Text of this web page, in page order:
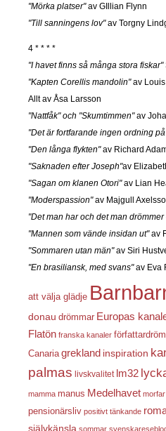
"Mörka platser"av GIllian Flynn
"Till sanningens lov"av Torgny
4 * * * *
"I havet finns så många stora fiskar"
"Kapten Corellis mandolin"av Louis
Allt av Åsa Larsson
"Nattfåk" och "Skumtimmen"av
"Det är fortfarande ingen ordning
"Den långa flykten"av Richard
"Saknaden efter Joseph"av
"Sagan om klanen Otori"av Lian
"Moderspassion"av Majgull
"Det man har och det man drömmer
"Mannen som vände insidan ut"av
"Sommaren utan män"av Siri
"En brasiliansk, med svans"av Eva
att välja glädje
donau drömmar Europas
Flatön franska kanaler
Canaria grekland inspiration
palmas livskvalitet lm32
mamma manus Medelhavet morfar
pensionärsliv positivt tänkande
självkänsla sommar